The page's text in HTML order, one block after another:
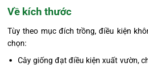
Về kích thước
Tùy theo mục đích trồng, điều kiện
chọn:
Cây giống đạt điều kiện xuất vườn,